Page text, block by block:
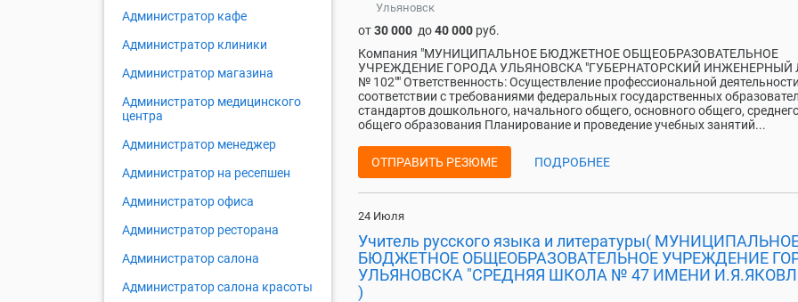
Ульяновск
от30 000 до40 000 руб.
Компания "МУНИЦИПАЛЬНОЕ БЮДЖЕТНОЕ ОБЩЕОБРАЗОВАТЕЛЬНОЕ
УЧРЕЖДЕНИЕ ГОРОДА УЛЬЯНОВСКА "ГУБЕРНАТОРСКИЙ ИНЖЕНЕРНЫЙ
№ 102"" Ответственность: Осуществление профессиональной
соответствии с требованиями федеральных государственных
стандартов дошкольного, начального общего, основного общего,
общего образования Планирование и проведение учебных занятий...
ОТПРАВИТЬ РЕЗЮМЕ ПОДРОБНЕЕ
24 Июля
Учитель русского языка и литературы(
БЮДЖЕТНОЕ ОБЩЕОБРАЗОВАТЕЛЬНОЕ УЧРЕЖДЕНИЕ
УЛЬЯНОВСКА "СРЕДНЯЯ ШКОЛА № 47 ИМЕНИ
)
Администратор кафе
Администратор клиники
Администратор магазина
Администратор медицинского
центра
Администратор менеджер
Администратор на ресепшен
Администратор офиса
Администратор ресторана
Администратор салона
Администратор салона красоты